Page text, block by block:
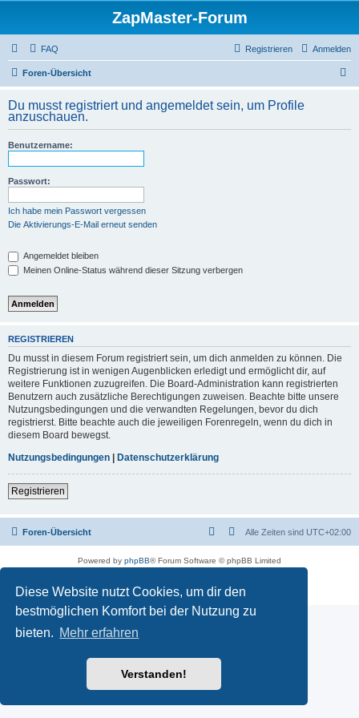
Diese Website nutzt Cookies, um dir den
bestmöglichen Komfort bei der Nutzung zu
bieten. Mehr erfahren
Verstanden!
ZapMaster-Forum
FAQ Anmelden
Registrieren
Foren-Übersicht
h
Du musst registriert und angemeldet sein, um Profile
anzuschauen.
Benutzername:
Passwort:
Ich habe mein Passwort vergessen
Die Aktivierungs-E-Mail erneut senden
Angemeldet bleiben
Meinen Online-Status während dieser Sitzung verbergen
REGISTRIEREN
Du musst in diesem Forum registriert sein, um dich anmelden zu können. Die
Registrierung ist in wenigen Augenblicken erledigt und ermöglicht dir, auf
weitere Funktionen zuzugreifen. Die Board-Administration kann registrierten
Benutzern auch zusätzliche Berechtigungen zuweisen. Beachte bitte unsere
Nutzungsbedingungen und die verwandten Regelungen, bevor du dich
registrierst. Bitte beachte auch die jeweiligen Forenregeln, wenn du dich in
diesem Board bewegst.
Nutzungsbedingungen | Datenschutzerklärung
Registrieren
Foren-Übersicht Alle Zeiten sind UTC+02:00
Powered by phpBB® Forum Software © phpBB Limited
Datenschutz|Nutzungsbedingungen